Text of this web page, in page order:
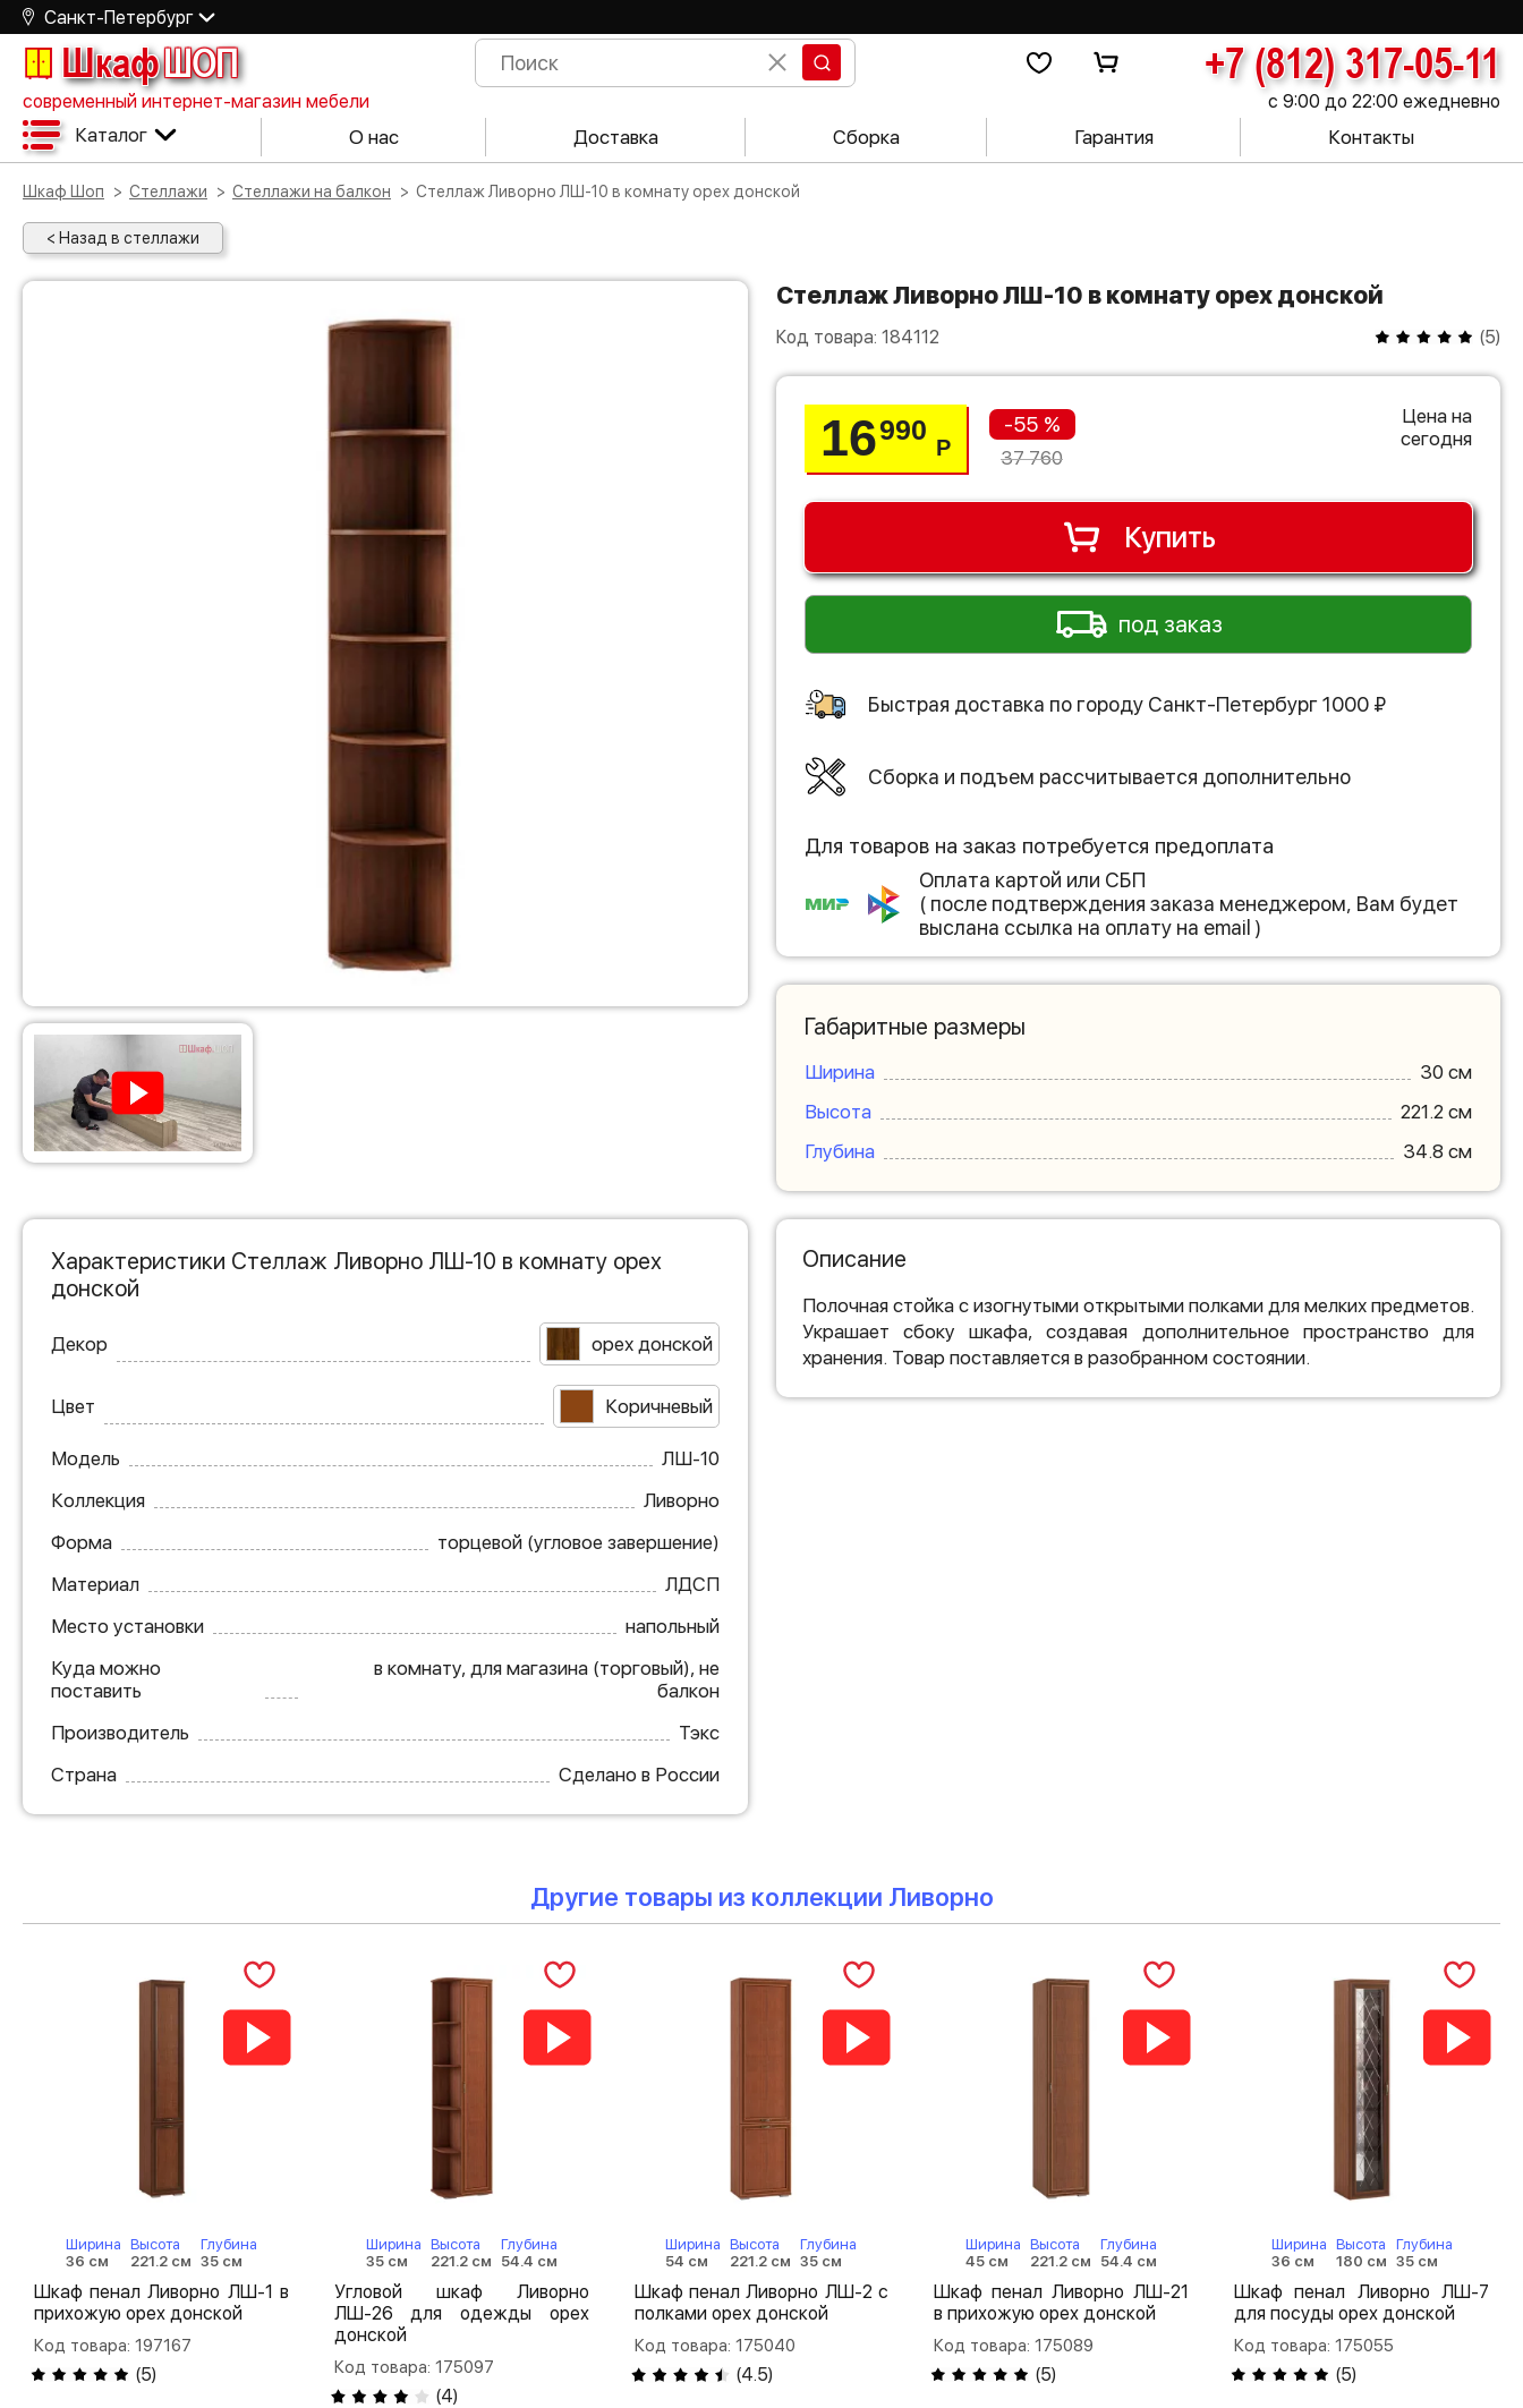
Санкт-Петербург
ШкафШОП +7 (812) 317-05-11
современный интернет-магазин мебели с 9:00 до 22:00 ежедневно
Каталог О нас Доставка Сборка Гарантия Контакты
Шкаф Шоп Стеллажи Стеллажи на балкон Стеллаж Ливорно ЛШ-10 в комнату орех донской
< Назад в стеллажи
Стеллаж Ливорно ЛШ-10 в комнату орех донской
Код товара: 184112 (5)
16990
Р
-55 %
37 760
Цена на
сегодня
Купить
под заказ
Быстрая доставка по городу Санкт-Петербург 1000 ₽
Сборка и подъем рассчитывается дополнительно
Для товаров на заказ потребуется предоплата
Оплата картой или СБП
( после подтверждения заказа менеджером, Вам будет
выслана ссылка на оплату на email )
Габаритные размеры
Ширина
30 см
Высота
221.2 см
Глубина
34.8 см
Характеристики Стеллаж Ливорно ЛШ-10 в комнату орех
донской
Декор орех донской
Цвет Коричневый
Модель
ЛШ-10
Коллекция
Ливорно
Форма
торцевой (угловое завершение)
Материал
ЛДСП
Место установки
напольный
Куда можно
поставить
в комнату, для магазина (торговый), не
балкон
Производитель
Тэкс
Страна
Сделано в России
Описание
Полочная стойка с изогнутыми открытыми полками для мелких предметов.
Украшает сбоку шкафа, создавая дополнительное пространство для
хранения. Товар поставляется в разобранном состоянии.
Другие товары из коллекции Ливорно
Ширина
36 см
Высота
221.2 см
Глубина
35 см
Шкаф пенал Ливорно ЛШ-1 в
прихожую орех донской
Код товара: 197167
(5)
Ширина
35 см
Высота
221.2 см
Глубина
54.4 см
Угловой шкаф Ливорно
ЛШ-26 для одежды орех
донской
Код товара: 175097
(4)
Ширина
54 см
Высота
221.2 см
Глубина
35 см
Шкаф пенал Ливорно ЛШ-2 с
полками орех донской
Код товара: 175040
(4.5)
Ширина
45 см
Высота
221.2 см
Глубина
54.4 см
Шкаф пенал Ливорно ЛШ-21
в прихожую орех донской
Код товара: 175089
(5)
Ширина
36 см
Высота
180 см
Глубина
35 см
Шкаф пенал Ливорно ЛШ-7
для посуды орех донской
Код товара: 175055
(5)